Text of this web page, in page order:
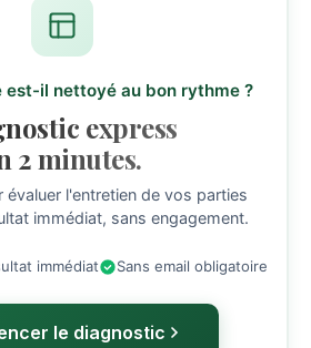
est-il nettoyé au bon rythme ?
express
2 minutes.
évaluer l'entretien de vos parties
immédiat, sans engagement.
immédiat Sans email obligatoire
le diagnostic